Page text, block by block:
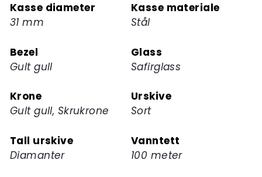
ventelisten
for
produktet
Kasse diameter
31 mm
Kasse materiale
Stål
Bezel
Gult gull
Glass
Safirglass
Krone
Gult gull, Skrukrone
Urskive
Sort
Tall urskive
Diamanter
Vanntett
100 meter